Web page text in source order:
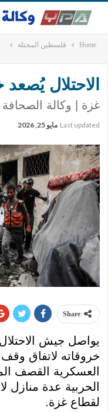
Home فلسطين المحتلة
الاحتلال
غزة | وكالة الصحافة
Last updated مايو 25, 2026
Share
يواصل جيش الاحتلال
خروقاته لاتفاق وقف
العسكرية القصف
الحربية عدة منازل
لقطاع غزة.